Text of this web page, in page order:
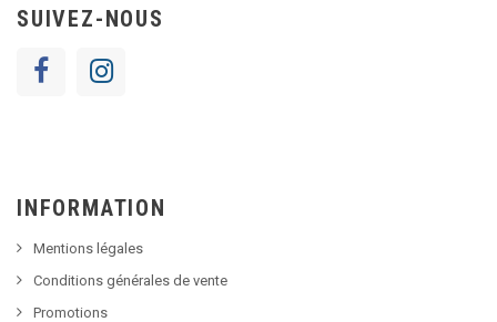
SUIVEZ-NOUS
INFORMATION
Mentions légales
Conditions générales de vente
Promotions